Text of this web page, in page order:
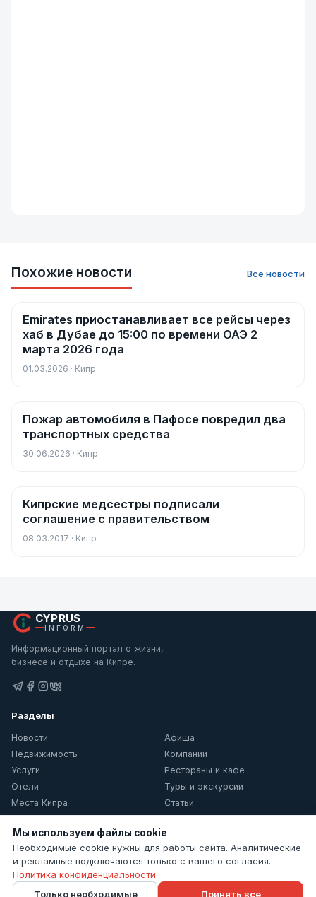
Похожие новости Все новости
Новости
Emirates приостанавливает все рейсы через
хаб в Дубае до 15:00 по времени ОАЭ 2
марта 2026 года
01.03.2026 · Кипр
Новости
Пожар автомобиля в Пафосе повредил два
транспортных средства
30.06.2026 · Кипр
Новости
Кипрские медсестры подписали
соглашение с правительством
08.03.2017 · Кипр
CYPRUS
INFORM
Информационный портал о жизни,
бизнесе и отдыхе на Кипре.
Разделы
Новости
Афиша
Недвижимость
Компании
Услуги
Рестораны и кафе
Отели
Туры и экскурсии
Места Кипра
Статьи
Информация
Контакты
Политика конфиденциальности
Мы используем файлы cookie
Необходимые cookie нужны для работы сайта. Аналитические
и рекламные подключаются только с вашего согласия.
Политика конфиденциальности
Только необходимые
Принять все